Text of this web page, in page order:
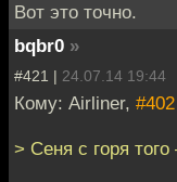
Вот это точно.
bqbr0 »
#421 | 24.07.14 19:44
Кому: Airliner, #402
> Сеня с горя